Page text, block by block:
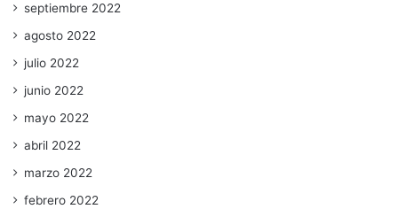
septiembre 2022
agosto 2022
julio 2022
junio 2022
mayo 2022
abril 2022
marzo 2022
febrero 2022